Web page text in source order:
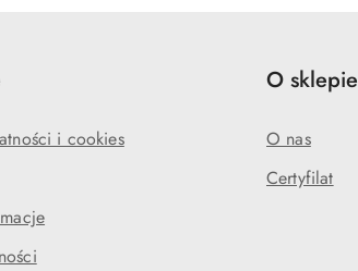
i cookies
O sklepie
O nas
Certyfilat